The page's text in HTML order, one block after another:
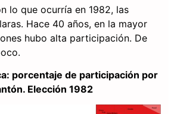
lo que ocurría en 1982, las
Hace 40 años, en la mayor
hubo alta participación. De
porcentaje de participación por
Elección 1982